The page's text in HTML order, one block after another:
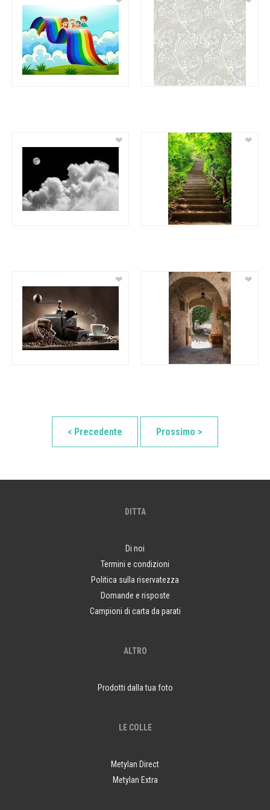
❤ ❤
❤ ❤
< Precedente Prossimo >
DITTA
Di noi
Termini e condizioni
Politica sulla riservatezza
Domande e risposte
Campioni di carta da parati
ALTRO
Prodotti dalla tua foto
LE COLLE
Metylan Direct
Metylan Extra